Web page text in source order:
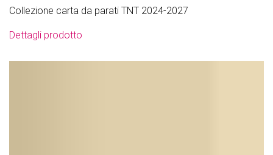
Collezione carta da parati TNT 2024-2027
Dettagli prodotto